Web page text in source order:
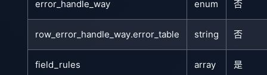
error_handle_way enum 否
row_error_handle_way.error_table string 否
field_rules array 是